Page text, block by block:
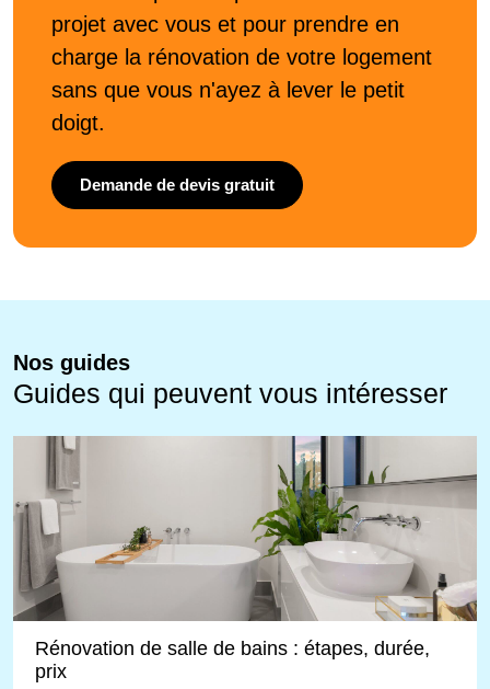
projet avec vous et pour prendre en
charge la rénovation de votre logement
sans que vous n'ayez à lever le petit
doigt.
Demande de devis gratuit
Nos guides
Guides qui peuvent vous intéresser
Rénovation de salle de bains : étapes, durée,
prix